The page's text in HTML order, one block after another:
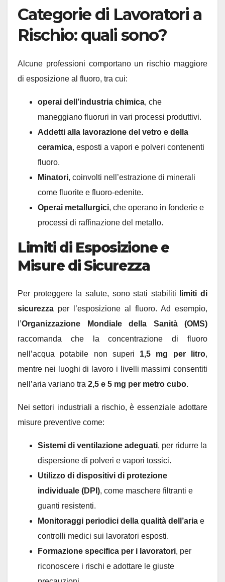
Categorie di Lavoratori a
Rischio: quali sono?
Alcune professioni comportano un rischio maggiore
di esposizione al fluoro, tra cui:
operai dell’industria chimica, che
maneggiano fluoruri in vari processi produttivi.
Addetti alla lavorazione del vetro e della
ceramica, esposti a vapori e polveri contenenti
fluoro.
Minatori, coinvolti nell’estrazione di minerali
come fluorite e fluoro-edenite.
Operai metallurgici, che operano in fonderie e
processi di raffinazione del metallo.
Limiti di Esposizione e
Misure di Sicurezza
Per proteggere la salute, sono stati stabiliti
limiti di
sicurezza per l’esposizione al fluoro. Ad esempio,
l’Organizzazione Mondiale della Sanità (OMS)
raccomanda che la concentrazione di fluoro
nell’acqua potabile non superi 1,5 mg per litro,
mentre nei luoghi di lavoro i livelli massimi consentiti
nell’aria variano tra 2,5 e 5 mg per metro cubo.
Nei settori industriali a rischio, è essenziale adottare
misure preventive come:
Sistemi di ventilazione adeguati, per ridurre la
dispersione di polveri e vapori tossici.
Utilizzo di dispositivi di protezione
individuale (DPI), come maschere filtranti e
guanti resistenti.
Monitoraggi periodici della qualità dell’aria e
controlli medici sui lavoratori esposti.
Formazione specifica per i lavoratori, per
riconoscere i rischi e adottare le giuste